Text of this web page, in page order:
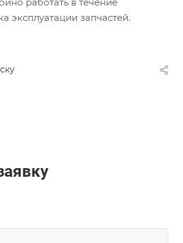
эксплуатации запчастей.